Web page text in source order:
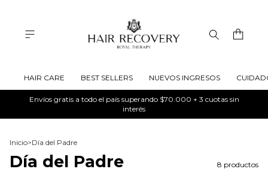
HAIR CARE BEST SELLERS NUEVOS INGRESOS
Envíos gratis a todo el país superando $70.000 + 3 cuotas sin
interés
Inicio>Día del Padre
Día del Padre 8 productos